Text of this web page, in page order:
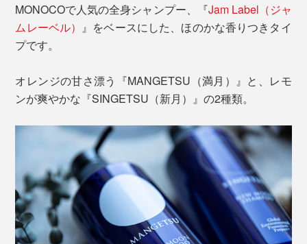
MONOCOで人気の全身シャンプー、『Jam Label（ジャ
ムレーベル） 』をベースにした、ほのかな香りつきタイ
プです。
オレンジの甘さ漂う『MANGETSU（満月）』と、レモ
ンが爽やかな『SINGETSU（新月）』の2種類。